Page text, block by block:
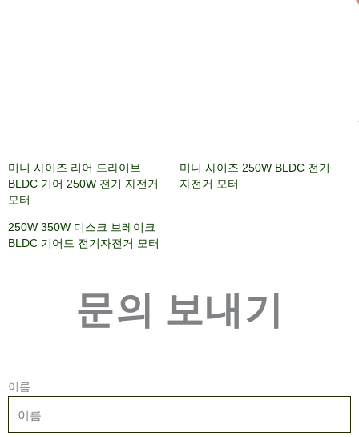
미니 사이즈 리어 드라이브
BLDC 기어 250W 전기 자전거
모터
미니 사이즈 250W BLDC 전기
자전거 모터
250W 350W 디스크 브레이크
BLDC 기어드 전기자전거 모터
문의 보내기
이름